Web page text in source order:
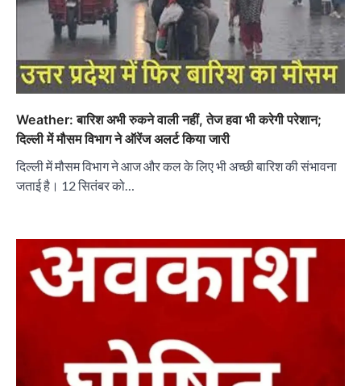
Weather: बारिश अभी रुकने वाली नहीं, तेज हवा भी करेगी परेशान;
दिल्ली में मौसम विभाग ने ऑरेंज अलर्ट किया जारी
दिल्ली में मौसम विभाग ने आज और कल के लिए भी अच्छी बारिश की संभावना
जताई है। 12 सितंबर को…